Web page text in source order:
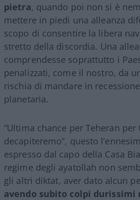
pietra, quando poi non si è
mettere in piedi una alleanza
scopo di consentire la libera
stretto della discordia. Una
comprendesse soprattutto i
penalizzati, come il nostro, da
rischia di mandare in
planetaria.
“Ultima chance per Teheran
decapiteremo”, questo
espresso dal capo della Casa
regime degli ayatollah non
gli altri diktat, aver dato alcun
avendo subito colpi durissimi